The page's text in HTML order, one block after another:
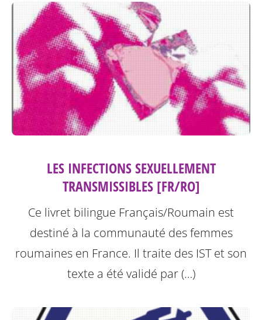
LES INFECTIONS SEXUELLEMENT
TRANSMISSIBLES [FR/RO]
Ce livret bilingue Français/Roumain est
destiné à la communauté des femmes
roumaines en France. Il traite des IST et son
texte a été validé par (…)